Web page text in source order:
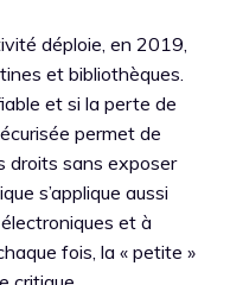
déploie, en 2019,
et bibliothèques.
et si la perte de
permet de
droits sans exposer
s’applique aussi
et à
fois, la « petite »